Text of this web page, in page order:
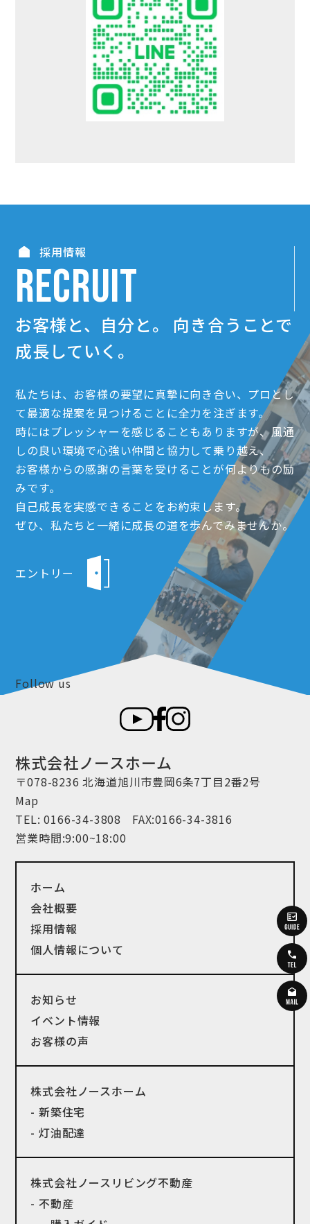
採用情報
RECRUIT
お客様と、自分と。
向き合うことで
成長していく。
私たちは、お客様の要望に真摯に向き合い、プロとし
て最適な提案を見つけることに全力を注ぎます。
時にはプレッシャーを感じることもありますが、風通
しの良い環境で心強い仲間と協力して乗り越え、
お客様からの感謝の言葉を受けることが何よりもの励
みです。
自己成長を実感できることをお約束します。
ぜひ、私たちと一緒に成長の道を歩んでみませんか。
エントリー
Follow us
ホーム
会社概要
採用情報
個人情報について
お知らせ
イベント情報
お客様の声
株式会社ノースホーム
- 新築住宅
- 灯油配達
株式会社ノースリビング不動産
- 不動産
株式会社ノースホーム
〒078-8236 北海道旭川市豊岡6条7丁目2番2号
Map
TEL:0166-34-3808
FAX:0166-34-3816
営業時間:9:00~18:00